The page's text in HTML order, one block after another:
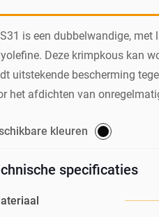
is een dubbelwandige,
Deze krimpkous kan
uitstekende bescherming
het afdichten van
kleuren
specificaties